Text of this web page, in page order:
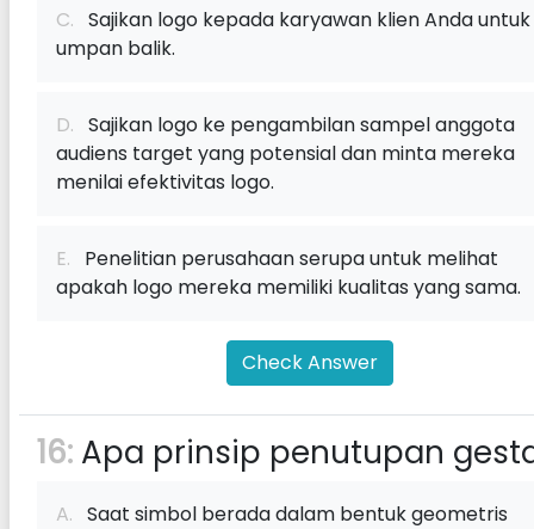
C. Sajikan logo kepada karyawan klien Anda untuk
umpan balik.
D. Sajikan logo ke pengambilan sampel anggota
audiens target yang potensial dan minta mereka
menilai efektivitas logo.
E. Penelitian perusahaan serupa untuk melihat
apakah logo mereka memiliki kualitas yang sama.
Check Answer
16: Apa prinsip penutupan
A. Saat simbol berada dalam bentuk geometris